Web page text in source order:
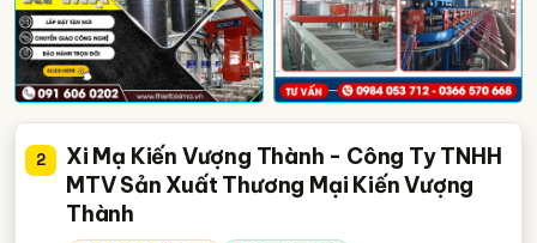
2
Xi Mạ Kiến Vượng Thành - Công Ty TNHH
MTV Sản Xuất Thương Mại Kiến Vượng
Thành